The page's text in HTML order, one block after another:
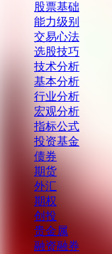
股票基础
能力级别
交易心法
选股技巧
技术分析
基本分析
行业分析
宏观分析
指标公式
投资基金
债券
期货
外汇
期权
创投
贵金属
融资融券